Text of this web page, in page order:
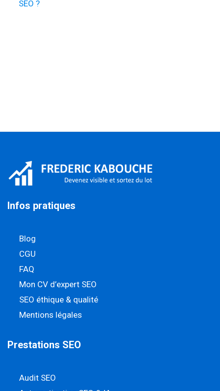
SEO ?
Infos pratiques
Blog
CGU
FAQ
Mon CV d’expert SEO
SEO éthique & qualité
Mentions légales
Prestations SEO
Audit SEO